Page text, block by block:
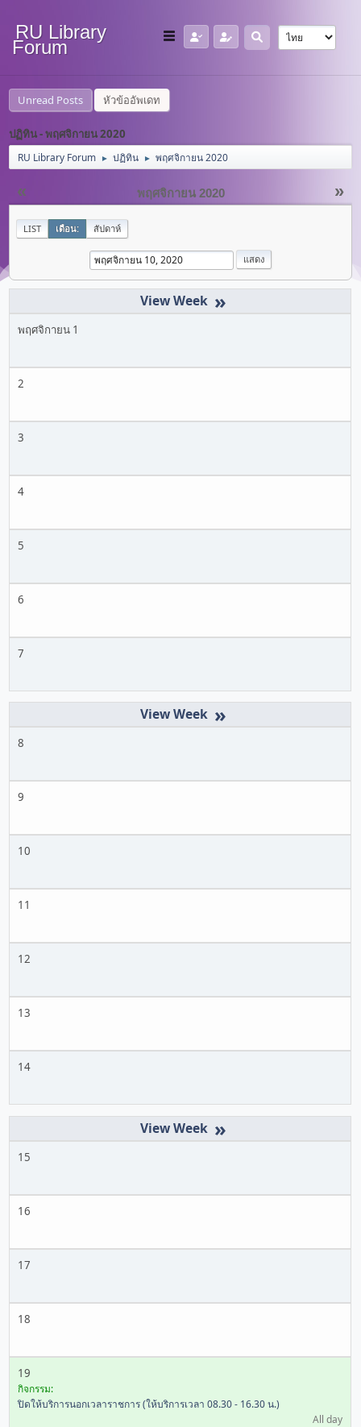
RU Library
Forum
Unread Posts หัวข้ออัพเดท
ปฏิทิน - พฤศจิกายน 2020
RU Library Forum ► ปฏิทิน ► พฤศจิกายน 2020
« »
พฤศจิกายน 2020
LIST เดือน: สัปดาห์
»
พฤศจิกายน 1
2
3
4
5
6
7
»
8
9
10
11
12
13
14
»
15
16
17
18
19
กิจกรรม:
ปิดให้บริการนอกเวลาราชการ (ให้บริการเวลา 08.30 - 16.30 น.)
All day